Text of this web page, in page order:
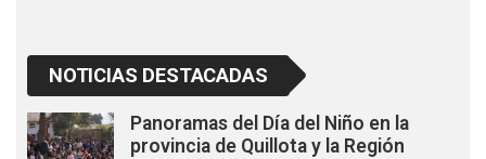
NOTICIAS DESTACADAS
Panoramas del Día del Niño en la
provincia de Quillota y la Región